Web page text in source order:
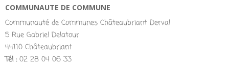
COMMUNAUTE DE COMMUNE
Communauté de Communes Châteaubriant Derval
5 Rue Gabriel Delatour
44110 Châteaubriant
Tél :02 28 04 06 33